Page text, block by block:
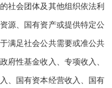
社会团体及其他组织依法利
源、国有资产或提供特定公
满足社会公共需要或准公共
府性基金收入、专项收入、
、国有资本经营收入、国有